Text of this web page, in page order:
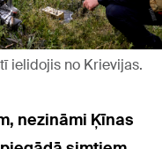
ielidojis no Krievijas.
nezināmi Ķīnas